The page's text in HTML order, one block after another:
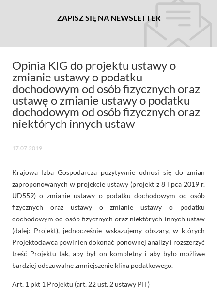
ZAPISZ SIĘ NA NEWSLETTER
Opinia KIG do projektu ustawy o
zmianie ustawy o podatku
dochodowym od osób fizycznych oraz
ustawę o zmianie ustawy o podatku
dochodowym od osób fizycznych oraz
niektórych innych ustaw
17.07.2019
Krajowa Izba Gospodarcza pozytywnie odnosi się do zmian
zaproponowanych w projekcie ustawy (projekt z 8 lipca 2019 r.
UD559) o zmianie ustawy o podatku dochodowym od osób
fizycznych oraz ustawy o zmianie ustawy o podatku
dochodowym od osób fizycznych oraz niektórych innych ustaw
(dalej: Projekt), jednocześnie wskazujemy obszary, w których
Projektodawca powinien dokonać ponownej analizy i rozszerzyć
treść Projektu tak, aby był on kompletny i aby było możliwe
bardziej odczuwalne zmniejszenie klina podatkowego.
Art. 1 pkt 1 Projektu (art. 22 ust. 2 ustawy PIT)